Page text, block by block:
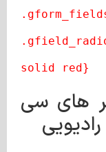
solid red}
های سی